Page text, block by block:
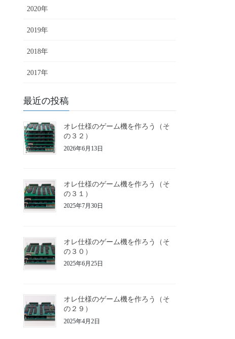
2020年
2019年
2018年
2017年
最近の投稿
オレ仕様のゲーム機を作ろう（そ
の３２）
2026年6月13日
オレ仕様のゲーム機を作ろう（そ
の３１）
2025年7月30日
オレ仕様のゲーム機を作ろう（そ
の３０）
2025年6月25日
オレ仕様のゲーム機を作ろう（そ
の２９）
2025年4月2日